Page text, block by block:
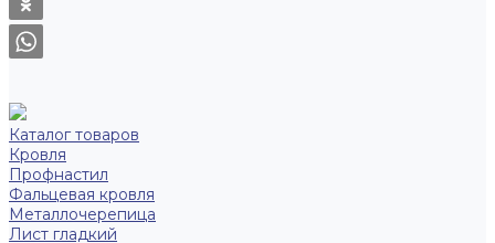
Каталог товаров
Кровля
Профнастил
Фальцевая кровля
Металлочерепица
Лист гладкий